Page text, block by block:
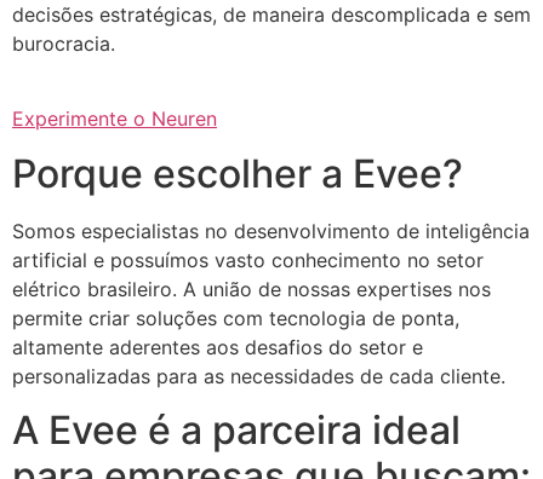
decisões estratégicas, de maneira descomplicada e sem
burocracia.
Experimente o Neuren
Porque escolher a Evee?
Somos especialistas no desenvolvimento de inteligência
artificial e possuímos vasto conhecimento no setor
elétrico brasileiro. A união de nossas expertises nos
permite criar soluções com tecnologia de ponta,
altamente aderentes aos desafios do setor e
personalizadas para as necessidades de cada cliente.
A Evee é a parceira ideal